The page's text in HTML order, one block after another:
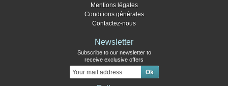
Mentions légales
Conditions générales
Contactez-nous
Newsletter
Subscribe to our newsletter to
receive exclusive offers